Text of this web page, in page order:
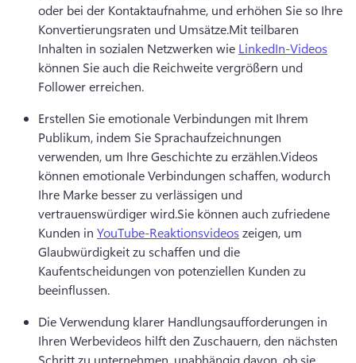
oder bei der Kontaktaufnahme, und erhöhen Sie so Ihre
Konvertierungsraten und Umsätze.Mit teilbaren
Inhalten in sozialen Netzwerken wie LinkedIn-Videos
können Sie auch die Reichweite vergrößern und
Follower erreichen.
Erstellen Sie emotionale Verbindungen mit Ihrem
Publikum, indem Sie Sprachaufzeichnungen
verwenden, um Ihre Geschichte zu erzählen.Videos
können emotionale Verbindungen schaffen, wodurch
Ihre Marke besser zu verlässigen und
vertrauenswürdiger wird.Sie können auch zufriedene
Kunden in YouTube-Reaktionsvideos zeigen, um
Glaubwürdigkeit zu schaffen und die
Kaufentscheidungen von potenziellen Kunden zu
beeinflussen.
Die Verwendung klarer Handlungsaufforderungen in
Ihren Werbevideos hilft den Zuschauern, den nächsten
Schritt zu unternehmen, unabhängig davon, ob sie